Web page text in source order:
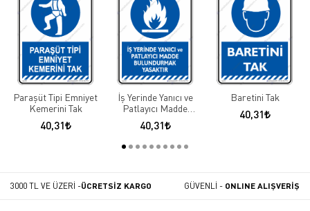
Paraşüt Tipi Emniyet
Kemerini Tak
40,31
İş Yerinde Yanıcı ve
Patlayıcı Madde
Bulundurmak
Yasaktır
40,31
Baretini Tak
40,31
3000 TL VE ÜZERİ -ÜCRETSİZ KARGO GÜVENLİ - ONLINE ALIŞVERİŞ